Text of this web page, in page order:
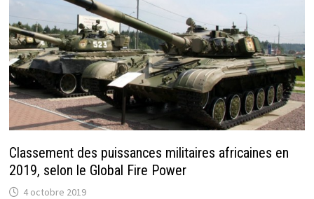
Classement des puissances militaires africaines en
2019, selon le Global Fire Power
4 octobre 2019